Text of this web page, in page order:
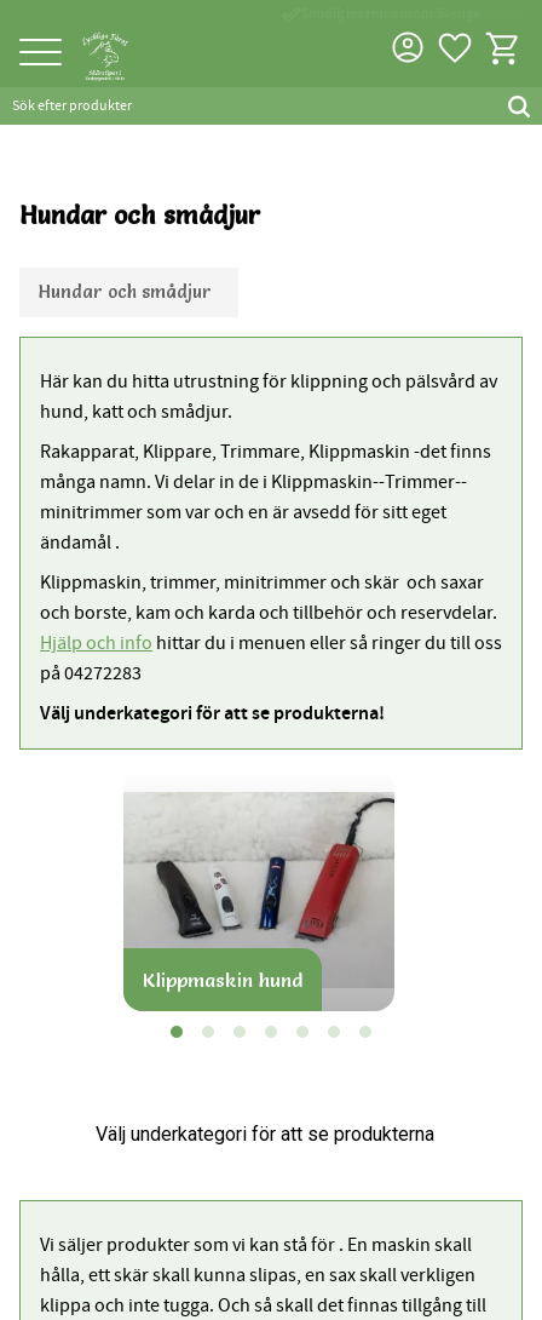
Meny Favoriter
Hundar och smådjur
Hundar och smådjur
Här kan du hitta utrustning för klippning och pälsvård av
hund, katt och smådjur.
Rakapparat, Klippare, Trimmare, Klippmaskin -det finns
många namn. Vi delar in de i Klippmaskin--Trimmer--
minitrimmer som var och en är avsedd för sitt eget
ändamål .
Klippmaskin, trimmer, minitrimmer och skär och saxar
och borste, kam och karda och tillbehör och reservdelar.
Hjälp och info hittar du i menuen eller så ringer du till oss
på 04272283
Välj underkategori för att se produkterna!
Klippmaskin hund
Vi säljer produkter som vi kan stå för . En maskin skall
hålla, ett skär skall kunna slipas, en sax skall verkligen
klippa och inte tugga. Och så skall det finnas tillgång till